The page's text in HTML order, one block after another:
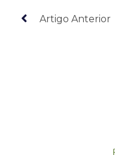
Artigo Anterior